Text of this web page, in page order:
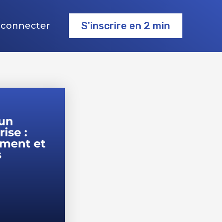
connecter S'inscrire en 2 min